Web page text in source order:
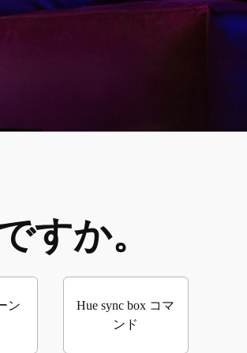
すか。
ン
Hue sync box コマ
ンド